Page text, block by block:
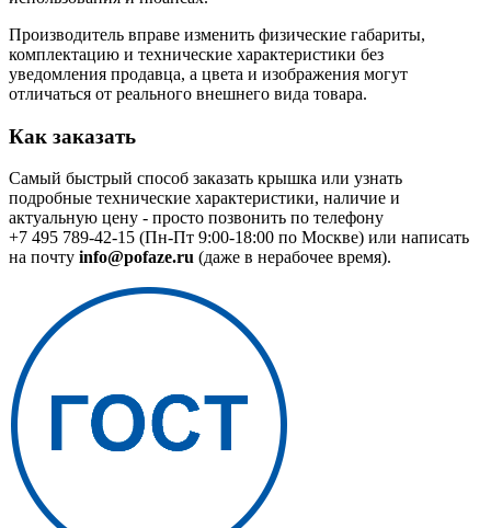
Производитель вправе изменить физические габариты,
комплектацию и технические характеристики без
уведомления продавца, а цвета и изображения могут
отличаться от реального внешнего вида товара.
Как заказать
Самый быстрый способ заказать крышка или узнать
подробные технические характеристики, наличие и
актуальную цену - просто позвонить по телефону
+7 495 789-42-15 (Пн-Пт 9:00-18:00 по Москве) или написать
на почту info@pofaze.ru (даже в нерабочее время).